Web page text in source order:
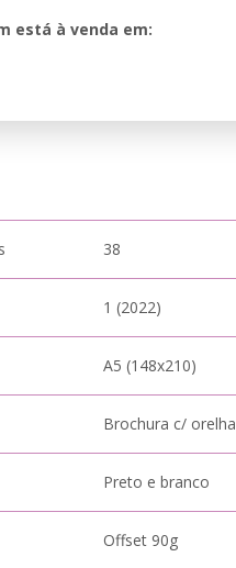
está à venda em:
38
1 (2022)
A5 (148x210)
Brochura c/ orelha
Preto e branco
Offset 90g